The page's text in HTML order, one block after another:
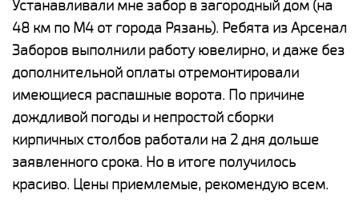
Устанавливали мне забор в загородный дом (на
48 км по М4 от города Рязань). Ребята из Арсенал
Заборов выполнили работу ювелирно, и даже без
дополнительной оплаты отремонтировали
имеющиеся распашные ворота. По причине
дождливой погоды и непростой сборки
кирпичных столбов работали на 2 дня дольше
заявленного срока. Но в итоге получилось
красиво. Цены приемлемые, рекомендую всем.